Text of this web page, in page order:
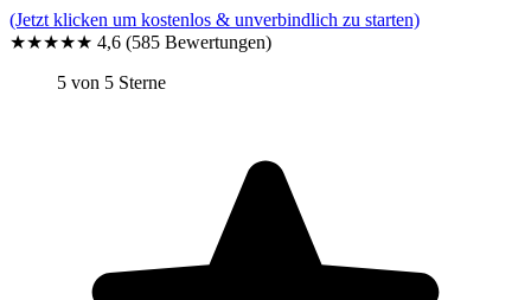
(Jetzt klicken um kostenlos & unverbindlich zu starten)
★★★★★ 4,6 (585 Bewertungen)
5 von 5 Sterne